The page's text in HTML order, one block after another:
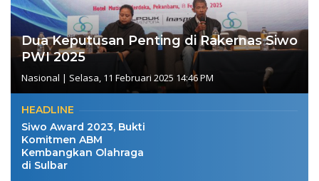
Dua Keputusan Penting di Rakernas Siwo
PWI 2025
Nasional | Selasa, 11 Februari 2025 14:46 PM
HEADLINE
Siwo Award 2023, Bukti
Komitmen ABM
Kembangkan Olahraga
di Sulbar